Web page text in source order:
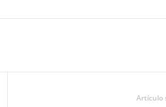
Artículo